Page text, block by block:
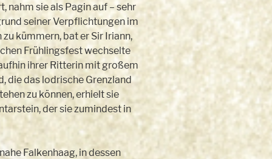
nahm sie als Pagin auf – sehr
seiner Verpflichtungen im
kümmern, bat er Sir Iriann,
Frühlingsfest wechselte
ihrer Ritterin mit großem
die das lodrische Grenzland
zu können, erhielt sie
der sie zumindest in
Falkenhaag, in dessen